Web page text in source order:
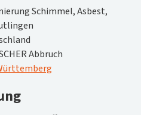
Schimmel, Asbest,
Abbruch